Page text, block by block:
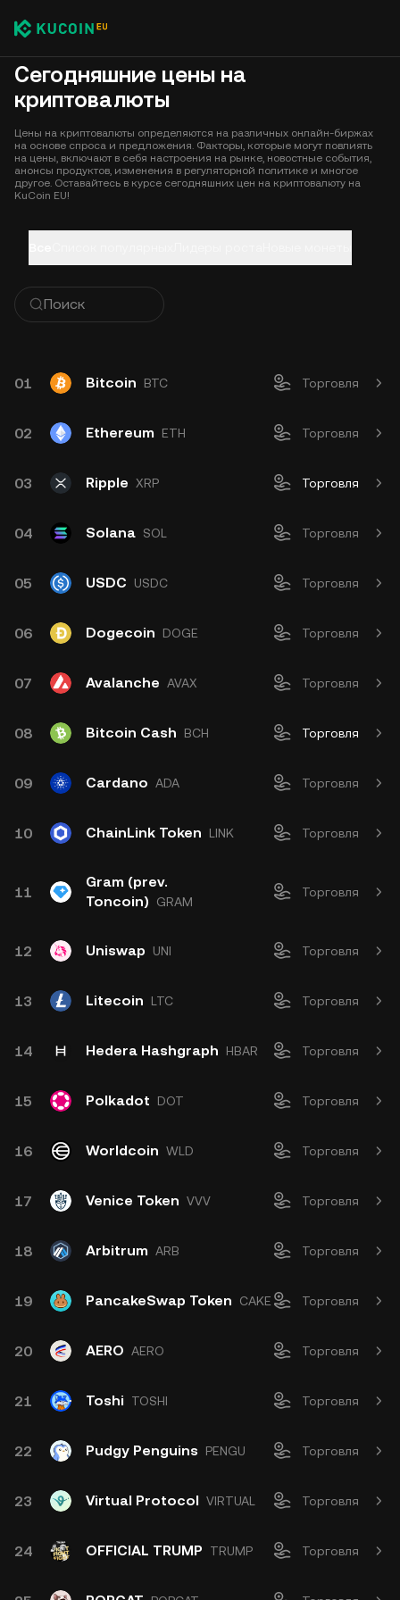
Сегодняшние цены на
криптовалюты
Цены на криптовалюты определяются на различных онлайн-биржах
на основе спроса и предложения. Факторы, которые могут повлиять
на цены, включают в себя настроения на рынке, новостные события,
анонсы продуктов, изменения в регуляторной политике и многое
другое. Оставайтесь в курсе сегодняшних цен на криптовалюту на
KuCoin EU!
01 Bitcoin BTC Торговля
02 Ethereum ETH Торговля
03 Ripple XRP Торговля
04 Solana SOL Торговля
05 USDC USDC Торговля
06 Dogecoin DOGE Торговля
07 Avalanche AVAX Торговля
08 Bitcoin Cash BCH Торговля
09 Cardano ADA Торговля
10 ChainLink Token LINK Торговля
11
Gram (prev.
Toncoin)
GRAM
Торговля
12 Uniswap UNI Торговля
13 Litecoin LTC Торговля
14 Hedera Hashgraph HBAR Торговля
15 Polkadot DOT Торговля
16 Worldcoin WLD Торговля
17 Venice Token VVV Торговля
18 Arbitrum ARB Торговля
19 PancakeSwap Token CAKE Торговля
20 AERO AERO Торговля
21 Toshi TOSHI Торговля
22 Pudgy Penguins PENGU Торговля
23 Virtual Protocol VIRTUAL Торговля
24 OFFICIAL TRUMP TRUMP Торговля